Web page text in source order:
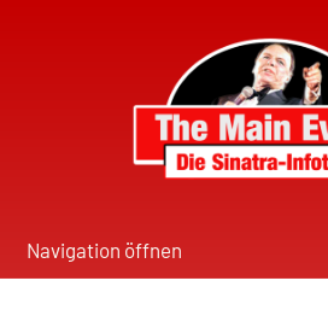
Navigation öffnen